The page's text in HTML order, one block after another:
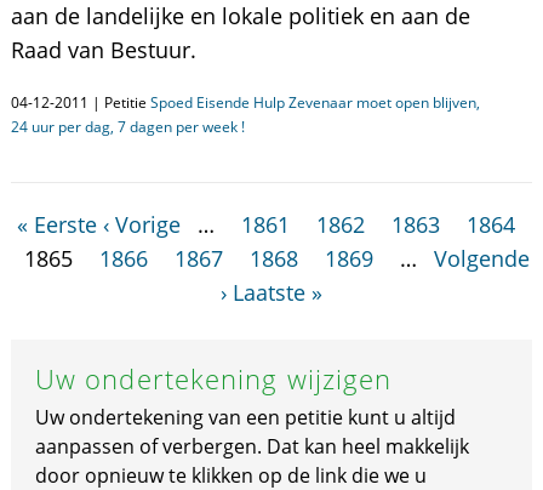
aan de landelijke en lokale politiek en aan de
Raad van Bestuur.
04-12-2011 | Petitie Spoed Eisende Hulp Zevenaar moet open blijven,
24 uur per dag, 7 dagen per week !
« Eerste ‹ Vorige … 1861 1862 1863
1864
1865
1866 1867 1868 1869 …
Volgende
› Laatste »
Uw ondertekening wijzigen
Uw ondertekening van een petitie kunt u altijd
aanpassen of verbergen. Dat kan heel makkelijk
door opnieuw te klikken op de link die we u